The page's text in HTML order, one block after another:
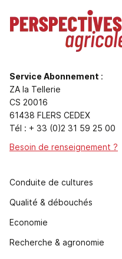
Service Abonnement :
ZA la Tellerie
CS 20016
61438 FLERS CEDEX
Tél : + 33 (0)2 31 59 25 00
Besoin de renseignement ?
Conduite de cultures
Qualité & débouchés
Economie
Recherche & agronomie